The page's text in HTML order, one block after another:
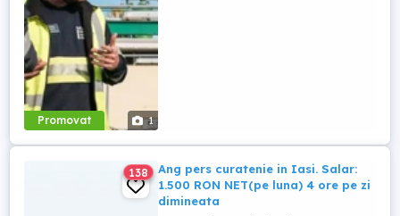
Promovat 1
138
Ang pers curatenie in Iasi. Salar:
1.500 RON NET(pe luna) 4 ore pe zi
dimineata